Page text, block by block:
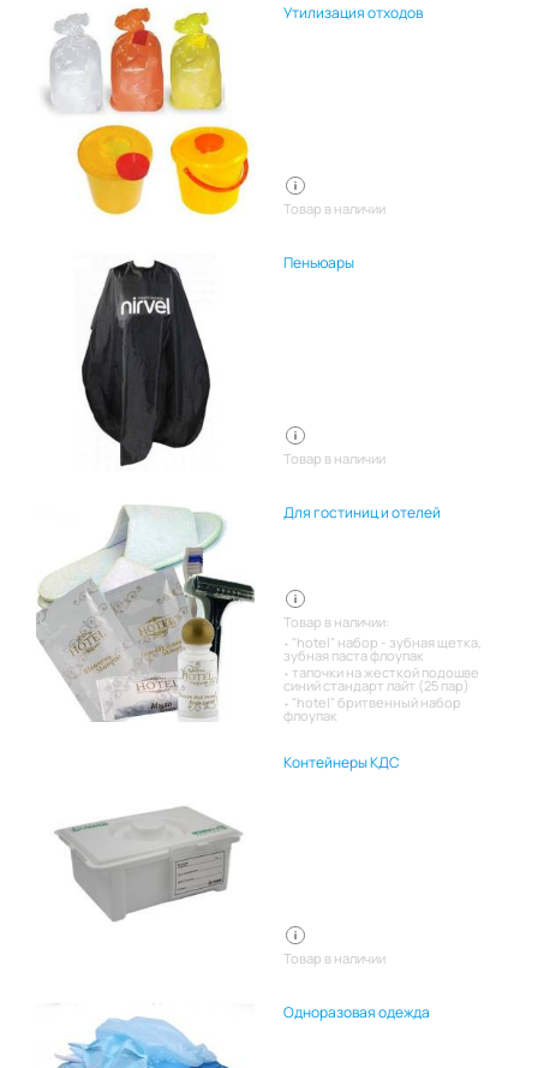
Утилизация отходов
Товар в наличии
Пеньюары
Товар в наличии
Для гостиниц и отелей
Товар в наличии:
"hotel" набор - зубная щетка,
зубная паста флоупак
тапочки на жесткой подошве
синий стандарт лайт (25 пар)
"hotel" бритвенный набор
флоупак
Контейнеры КДС
Товар в наличии
Одноразовая одежда